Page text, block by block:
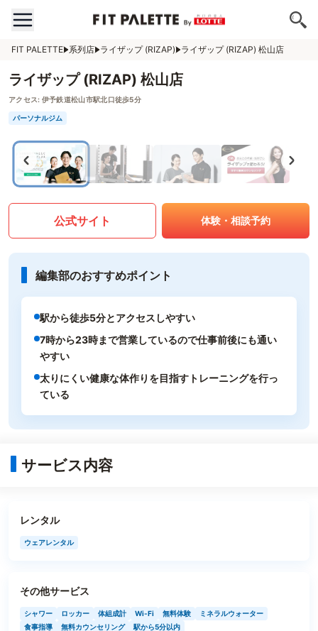
FIT PALETTE 系列店 ライザップ (RIZAP) ライザップ (RIZAP) 松山店
ライザップ (RIZAP) 松山店
アクセス: 伊予鉄道松山市駅北口徒歩5分
パーソナルジム
公式サイト 体験・相談予約
編集部のおすすめポイント
駅から徒歩5分とアクセスしやすい
7時から23時まで営業しているので仕事前後にも通い
やすい
太りにくい健康な体作りを目指すトレーニングを行っ
ている
サービス内容
レンタル
ウェアレンタル
その他サービス
シャワー ロッカー 体組成計 Wi-Fi 無料体験
ミネラルウォーター
食事指導
無料カウンセリング 駅から5分以内